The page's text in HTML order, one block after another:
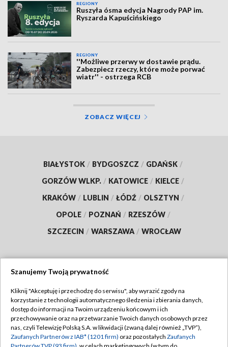
REGIONY
Ruszyła ósma edycja Nagrody PAP im.
Ryszarda Kapuścińskiego
REGIONY
''Możliwe przerwy w dostawie prądu.
Zabezpiecz rzeczy, które może porwać
wiatr'' - ostrzega RCB
ZOBACZ WIĘCEJ
BIAŁYSTOK / BYDGOSZCZ / GDAŃSK /
GORZÓW WLKP. / KATOWICE / KIELCE /
KRAKÓW / LUBLIN / ŁÓDŹ / OLSZTYN /
OPOLE / POZNAŃ / RZESZÓW /
SZCZECIN / WARSZAWA / WROCŁAW
TVP
Abonament TVP
Emisja w TVP
Regulamin TVP
Polityka prywatności
Szanujemy Twoją prywatność
Kliknij "Akceptuję i przechodzę do serwisu", aby wyrazić zgody na
korzystanie z technologii automatycznego śledzenia i zbierania danych,
dostęp do informacji na Twoim urządzeniu końcowym i ich
przechowywanie oraz na przetwarzanie Twoich danych osobowych przez
nas, czyli Telewizję Polską S.A. w likwidacji (zwaną dalej również „TVP”),
Zaufanych Partnerów z IAB* (1201 firm) oraz pozostałych Zaufanych